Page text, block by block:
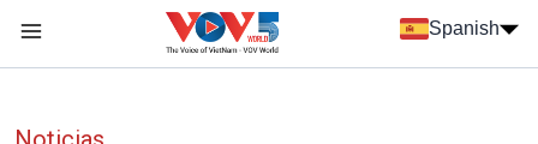
Spanish